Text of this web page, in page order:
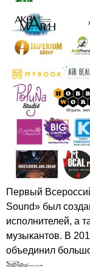
Первый
Sound» был
исполнителей, а
музыкантов. В
объединил